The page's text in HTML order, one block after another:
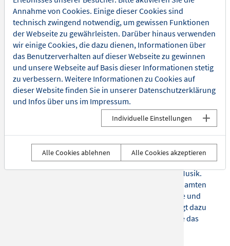
magischen Melodien eines der bedeutendsten Pianisten
und Komponisten unserer Zeit, Ludovico Einaudi,
meisterhaft interpretiert von einem talentierten
Künstler.
Ludovico Einaudi ist bekannt für seine einfachen, aber
unheimlich schönen minimalistischen Klavierwerke und
seine beeindruckende Filmmusik. In fast drei
Jahrzehnten seiner Tätigkeit hat er eine Reihe von Alben
veröffentlicht, die die Charts anführten, die
prestigeträchtigsten Konzertsäle der Welt ausverkauft
und seine Musik wurde in vielen berühmten Filmen wie
“Ziemlich beste Freunde”, “Doktor Schiwago”, “This Is
England”, “Nomadland” und anderen gespielt.
Dieses einzigartige Konzert bietet mehr als nur Musik.
Eine Symphonie funkelnder Kerzen wird den gesamten
Raum erleuchten und dem Abend eine mystische und
magische Atmosphäre verleihen. Jede Kerze trägt dazu
bei, eine zauberhafte Umgebung zu schaffen, die das
Annahme von Cookies. Einige dieser Cookies sind
technisch zwingend notwendig, um gewissen Funktionen
der Webseite zu gewährleisten. Darüber hinaus verwenden
wir einige Cookies, die dazu dienen, Informationen über
das Benutzerverhalten auf dieser Webseite zu gewinnen
und unsere Webseite auf Basis dieser Informationen stetig
zu verbessern. Weitere Informationen zu Cookies auf
dieser Website finden Sie in unserer Datenschutzerklärung
und Infos über uns im Impressum.
Individuelle Einstellungen
Alle Cookies ablehnen Alle Cookies akzeptieren